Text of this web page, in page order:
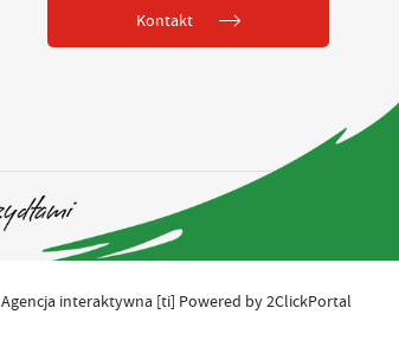
Kontakt
Agencja interaktywna [ti] Powered by2ClickPortal